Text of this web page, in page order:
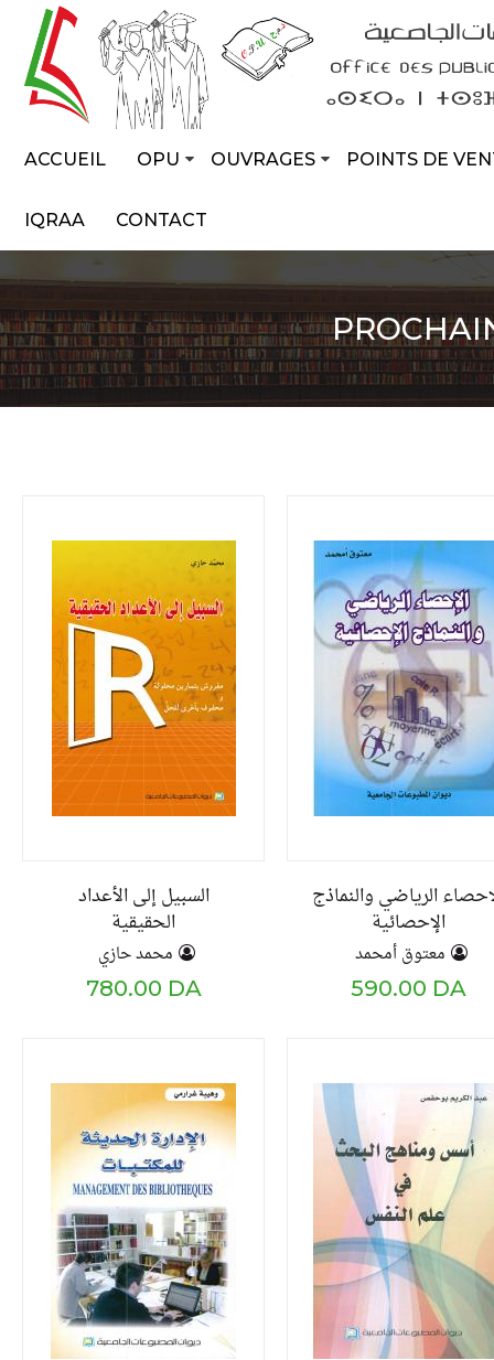
ACCUEIL OPU OUVRAGES POINTS DE
IQRAA CONTACT
السبيل إلى الأعداد
الحقيقية
محمد حازي
780.00 DA
الرياضي والنماذج
الإحصائية
معتوق أمحمد
590.00 DA